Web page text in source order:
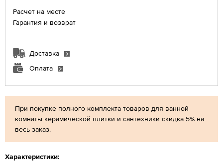
При покупке полного комплекта товаров для ванной
комнаты керамической плитки и сантехники скидка 5% на
весь заказ.
Характеристики:
Расчет на месте
Гарантия и возврат
Доставка
Оплата